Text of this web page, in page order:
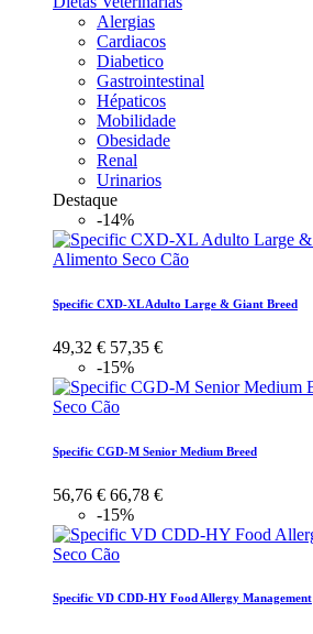
Alergias
Cardiacos
Diabetico
Gastrointestinal
Hépaticos
Mobilidade
Obesidade
Renal
Urinarios
Destaque
-14%
Specific CXD-XL Adulto Large & Giant Breed
49,32 € 57,35 €
-15%
Specific CGD-M Senior Medium Breed
56,76 € 66,78 €
-15%
Specific VD CDD-HY Food Allergy Management